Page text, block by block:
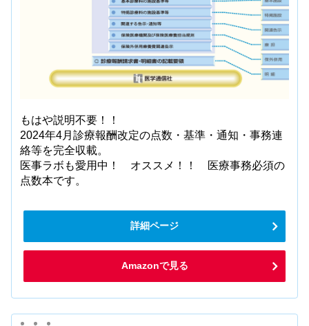
もはや説明不要！！
2024年4月診療報酬改定の点数・基準・通知・事務連
絡等を完全収載。
医事ラボも愛用中！ オススメ！！ 医療事務必須の
点数本です。
詳細ページ
Amazonで見る